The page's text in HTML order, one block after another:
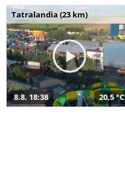
Tatralandia (23 km)
8.8. 18:38 20,5 °C